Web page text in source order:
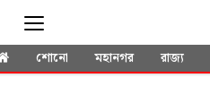
শোনো মহানগর রাজ্য